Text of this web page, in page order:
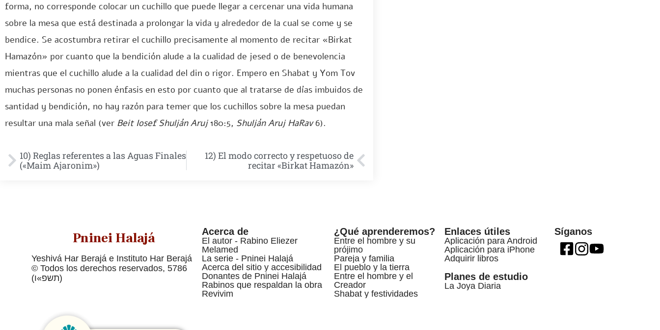
forma, no corresponde colocar un cuchillo que puede llegar a cercenar una vida humana
sobre la mesa que está destinada a prolongar la vida y alrededor de la cual se come y se
bendice. Se acostumbra retirar el cuchillo precisamente al momento de recitar «Birkat
Hamazón» por cuanto que la bendición alude a la cualidad de jesed o de benevolencia
mientras que el cuchillo alude a la cualidad del din o rigor. Empero en Shabat y Yom Tov
muchas personas no ponen énfasis en esto por cuanto que al tratarse de días imbuidos de
santidad y bendición, no hay razón para temer que los cuchillos sobre la mesa puedan
resultar una mala señal (ver Beit Iosef Shulján Aruj180:5, Shulján Aruj HaRav6).
10) Reglas referentes a las Aguas Finales
(«Maim Ajaronim»)
12) El modo correcto y respetuoso de
recitar «Birkat Hamazón»
Pninei Halajá
Yeshivá Har Berajá e Instituto Har Berajá
© Todos los derechos reservados, 5786
(תשפ»ו)
Acerca de
El autor - Rabino Eliezer
Melamed
La serie - Pninei Halajá
Acerca del sitio y accesibilidad
Donantes de Pninei Halajá
Rabinos que respaldan la obra
Revivim
¿Qué aprenderemos?
Entre el hombre y su
prójimo
Pareja y familia
El pueblo y la tierra
Entre el hombre y el
Creador
Shabat y festividades
Enlaces útiles
Aplicación para Android
Aplicación para iPhone
Adquirir libros
Planes de estudio
La Joya Diaria
Síganos